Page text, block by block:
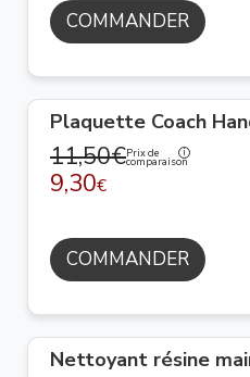
COMMANDER
Plaquette Coach
11,50€Prix de
comparaison
9,30€
COMMANDER
Nettoyant résine